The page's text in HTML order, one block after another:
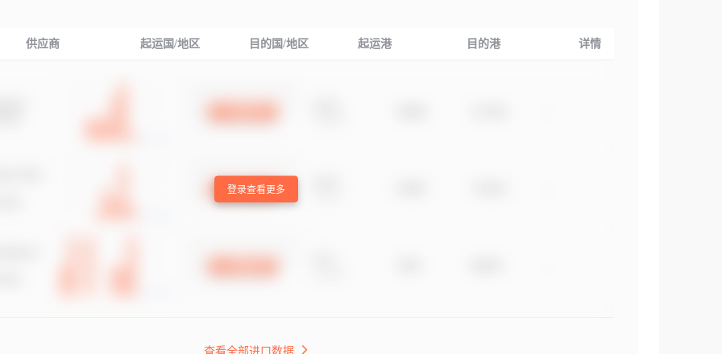
供应商 起运国/地区 目的国/地区 起运港 目的港 详情
登录查看更多
查看全部进口数据